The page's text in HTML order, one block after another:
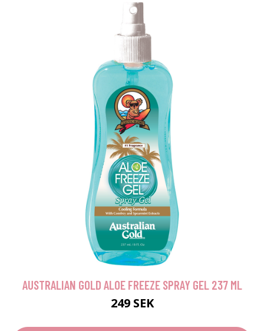
AUSTRALIAN GOLD ALOE FREEZE SPRAY GEL 237 ML
249 SEK